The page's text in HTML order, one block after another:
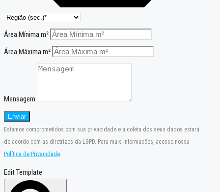
Área Mínima m²
Área Máxima m²
Mensagem
Enviar
Estamos comprometidos com sua privacidade e a coleta dos seus dados estará
de acordo com as diretrizes da LGPD. Para mais informações, acesse nossa
Política de Privacidade.
Edit Template